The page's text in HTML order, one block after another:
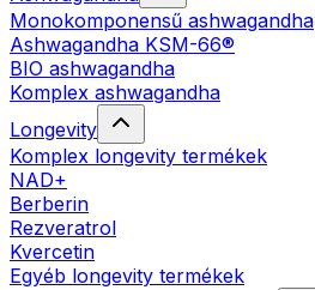
Monokomponensű ashwagandha
Ashwagandha KSM-66®
BIO ashwagandha
Komplex ashwagandha
Longevity
Komplex longevity termékek
NAD+
Berberin
Rezveratrol
Kvercetin
Egyéb longevity termékek